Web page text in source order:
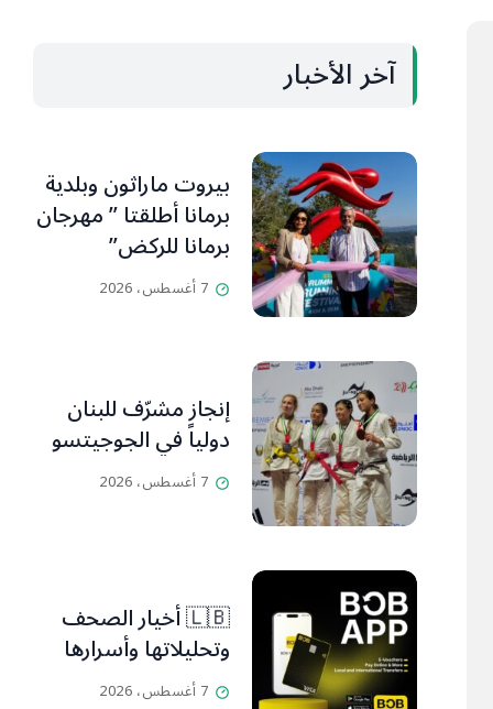
آخر الأخبار
بيروت ماراثون وبلدية
برمانا أطلقتا ” مهرجان
برمانا للركض”
7 أغسطس، 2026
إنجاز مشرّف للبنان
دولياً في الجوجيتسو
7 أغسطس، 2026
🇱🇧 أخيار الصحف
وتحليلاتها وأسرارها
7 أغسطس، 2026